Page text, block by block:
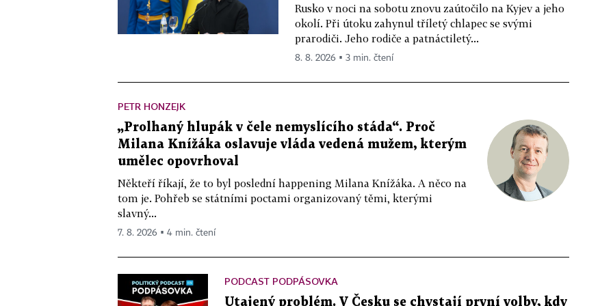
Rusko v noci na sobotu znovu zaútočilo na Kyjev a jeho
okolí. Při útoku zahynul tříletý chlapec se svými
prarodiči. Jeho rodiče a patnáctiletý...
8. 8. 2026 ▪ 3 min. čtení
PETR HONZEJK
„Prolhaný hlupák v čele nemyslícího stáda“. Proč
Milana Knížáka oslavuje vláda vedená mužem, kterým
umělec opovrhoval
Někteří říkají, že to byl poslední happening Milana Knížáka. A něco na
tom je. Pohřeb se státními poctami organizovaný těmi, kterými
slavný...
7. 8. 2026 ▪ 4 min. čtení
PODCAST PODPÁSOVKA
Utajený problém. V Česku se chystají první volby, kdy